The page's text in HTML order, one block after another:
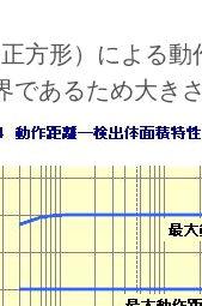
方形）による
であるため大き